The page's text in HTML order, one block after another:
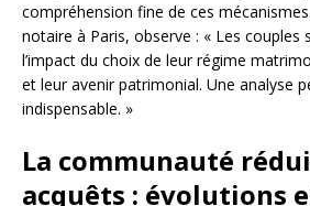
compréhension fine de ces
notaire à Paris, observe : « Les
l’impact du choix de leur régime
et leur avenir patrimonial. Une analyse
indispensable. »
La communauté
acquêts : évolutions